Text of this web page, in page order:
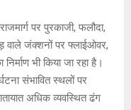
पर पुरकाजी, फलौदा,
वाले जंक्शनों पर फ्लाईओवर,
भी किया जा रहा है।
संभावित स्थलों पर
अधिक व्यवस्थित ढंग